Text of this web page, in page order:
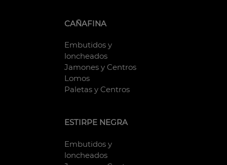
CAÑAFINA
Embutidos y
loncheados
Jamones y Centros
Lomos
Paletas y Centros
ESTIRPE NEGRA
Embutidos y
loncheados